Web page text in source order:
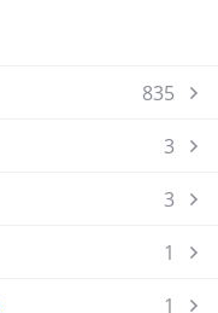
835
3
3
1
1